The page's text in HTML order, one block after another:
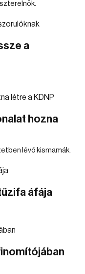
a
hozna
lévő kismamák.
áfája